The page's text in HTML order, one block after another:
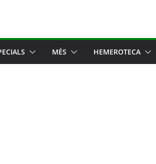
MÉS HEMEROTECA